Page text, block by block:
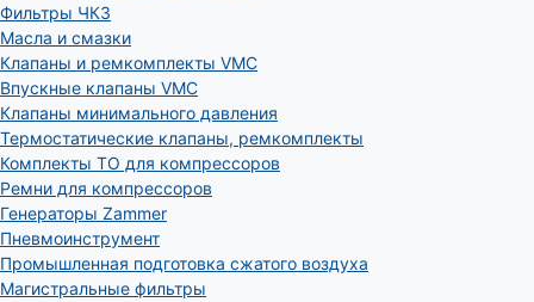
Фильтры ЧКЗ
Масла и смазки
Клапаны и ремкомплекты VMC
Впускные клапаны VMC
Клапаны минимального давления
Термостатические клапаны, ремкомплекты
Комплекты ТО для компрессоров
Ремни для компрессоров
Генераторы Zammer
Пневмоинструмент
Промышленная подготовка сжатого воздуха
Магистральные фильтры